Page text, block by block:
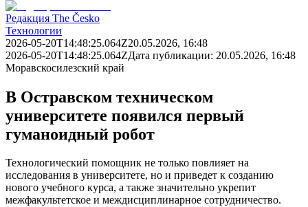
Редакция The Česko
Технологии
2026-05-20T14:48:25.064Z20.05.2026, 16:48
2026-05-20T14:48:25.064ZДата публикации: 20.05.2026, 16:48
Моравскосилезский край
В Остравском техническом
университете появился первый
гуманоидный робот
Технологический помощник не только повлияет на
исследования в университете, но и приведет к созданию
нового учебного курса, а также значительно укрепит
межфакультетское и междисциплинарное сотрудничество.